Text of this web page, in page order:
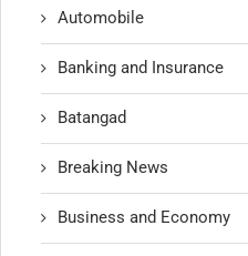
Automobile
Banking and Insurance
Batangad
Breaking News
Business and Economy